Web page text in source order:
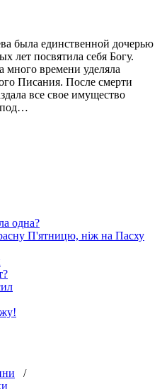
была единственной дочерью
лет посвятила себя Богу.
много времени уделяла
Писания. После смерти
все свое имущество
под…
одна?
П'ятницю, ніж на Пасху
/